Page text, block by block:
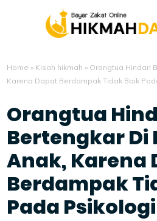
Home » Kisah hikmah » Orangtua Hindari
Karena Dapat Berdampak Tidak Baik
Orangtua
Bertengkar Di
Anak, Karena
Berdampak
Pada